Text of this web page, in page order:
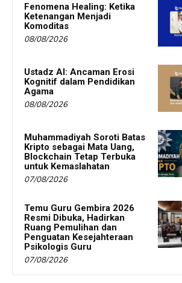
Fenomena Healing: Ketika
Ketenangan Menjadi
Komoditas
08/08/2026
Ustadz AI: Ancaman Erosi
Kognitif dalam Pendidikan
Agama
08/08/2026
Muhammadiyah Soroti Batas
Kripto sebagai Mata Uang,
Blockchain Tetap Terbuka
untuk Kemaslahatan
07/08/2026
Temu Guru Gembira 2026
Resmi Dibuka, Hadirkan
Ruang Pemulihan dan
Penguatan Kesejahteraan
Psikologis Guru
07/08/2026